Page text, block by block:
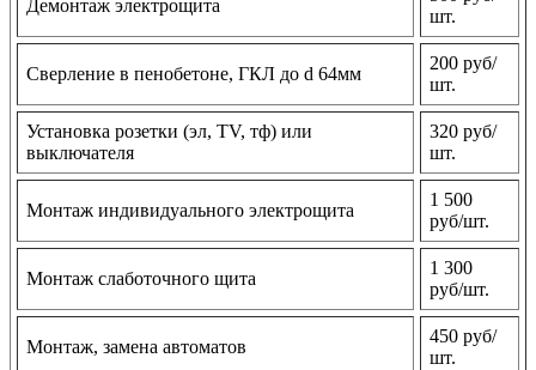
Демонтаж электрощита
шт.
Сверление в пенобетоне, ГКЛ до d 64мм
200 руб/
шт.
Установка розетки (эл, TV, тф) или
выключателя
320 руб/
шт.
Монтаж индивидуального электрощита
1 500
руб/шт.
Монтаж слаботочного щита
1 300
руб/шт.
Монтаж, замена автоматов
450 руб/
шт.